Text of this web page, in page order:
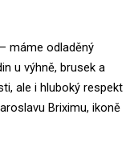
máme odladěný
u výhně, brusek a
ale i hluboký respekt
Briximu, ikoně